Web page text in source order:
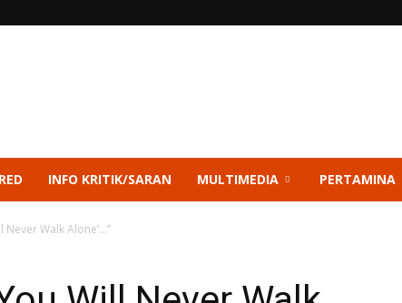
INFO KRITIK/SARAN MULTIMEDIA PERTAMINA
Never Walk Alone’…”